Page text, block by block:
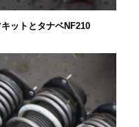
ットとタナベNF210